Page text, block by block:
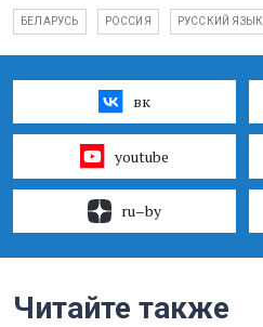
БЕЛАРУСЬ РОССИЯ РУССКИЙ ЯЗЫК
вк
youtube
ru–by
Читайте также